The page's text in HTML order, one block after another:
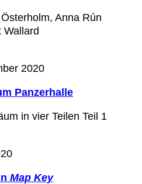
Anna Rún
Wallard
2020
Panzerhalle
in vier Teilen Teil 1
Map Key